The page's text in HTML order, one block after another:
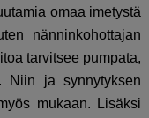
omaa imetystä
nänninkohottajan
tarvitsee pumpata,
Niin ja synnytyksen
mukaan. Lisäksi